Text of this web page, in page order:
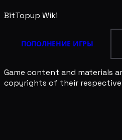
BitTopup Wiki
ПОПОЛНЕНИЕ ИГРЫ
Game content and materials
copyrights of their respective